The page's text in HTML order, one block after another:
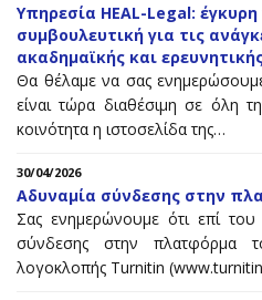
Υπηρεσία HEAL-Legal:
συμβουλευτική για τις
ακαδημαϊκής και
Θα θέλαμε να σας ενημερώσουμε
είναι τώρα διαθέσιμη σε όλη
κοινότητα η ιστοσελίδα της…
30/04/2026
Αδυναμία σύνδεσης στην
Σας ενημερώνουμε ότι επί
σύνδεσης στην πλατφόρμα
λογοκλοπής Turnitin